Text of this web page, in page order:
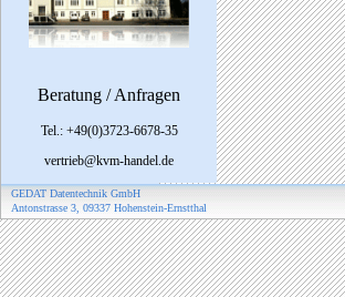
Beratung / Anfragen
Tel.: +49(0)3723-6678-35
vertrieb@kvm-handel.de
GEDAT Datentechnik GmbH
Antonstrasse 3, 09337 Hohenstein-Ernstthal